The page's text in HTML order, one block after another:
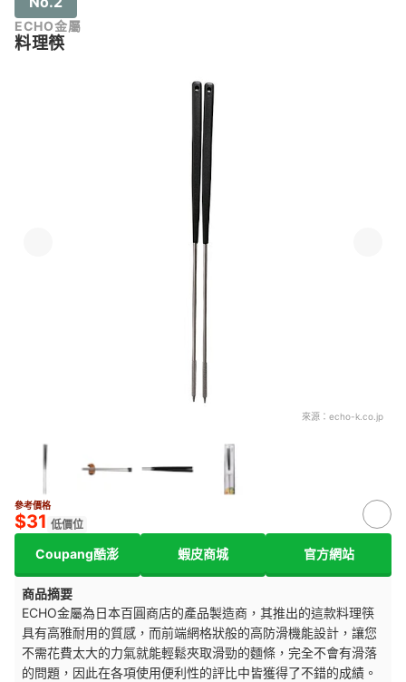
ECHO金屬
料理筷
來源： echo-k.co.jp
參考價格
$31 低價位
Coupang酷澎 蝦皮商城 官方網站
商品摘要
ECHO金屬為日本百圓商店的產品製造商，其推出的這款料理筷
具有高雅耐用的質感，而前端網格狀般的高防滑機能設計，讓您
不需花費太大的力氣就能輕鬆夾取滑勁的麵條，完全不會有滑落
的問題，因此在各項使用便利性的評比中皆獲得了不錯的成績。